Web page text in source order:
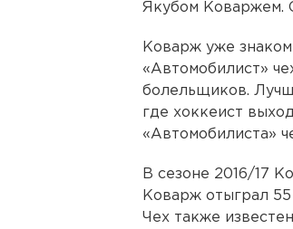
Якубом Коваржем.
Коварж уже
«Автомобилист»
болельщиков.
где хоккеист
«Автомобилиста»
В сезоне 2016/17
Коварж отыграл 55
Чех также